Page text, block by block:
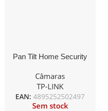
Pan Tilt Home Security
(2304×1296), 2.4 GHz,
Horizontal 360º
Câmaras
TP-LINK
EAN: 4895252502497
Sem stock